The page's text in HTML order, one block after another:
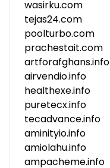
wasirku.com
tejas24.com
poolturbo.com
prachestait.com
artforafghans.info
airvendio.info
healthexe.info
puretecx.info
tecadvance.info
aminityio.info
amiolahu.info
ampacheme.info